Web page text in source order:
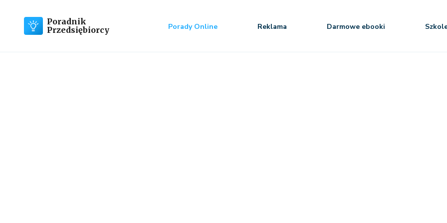
Poradnik
Przedsiębiorcy
Porady Online Reklama Darmowe ebooki